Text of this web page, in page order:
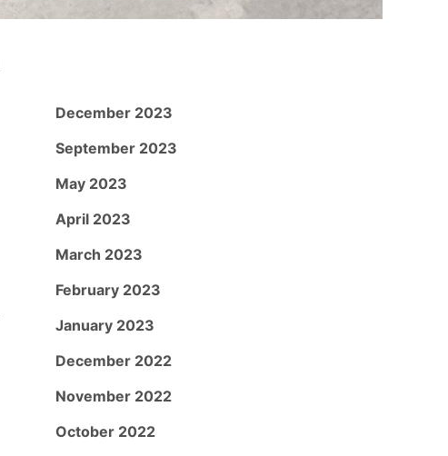
December 2023
September 2023
May 2023
April 2023
March 2023
February 2023
January 2023
December 2022
November 2022
October 2022